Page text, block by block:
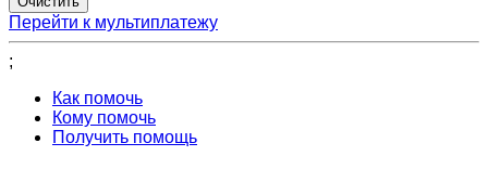
Перейти к мультиплатежу
;
Как помочь
Кому помочь
Получить помощь